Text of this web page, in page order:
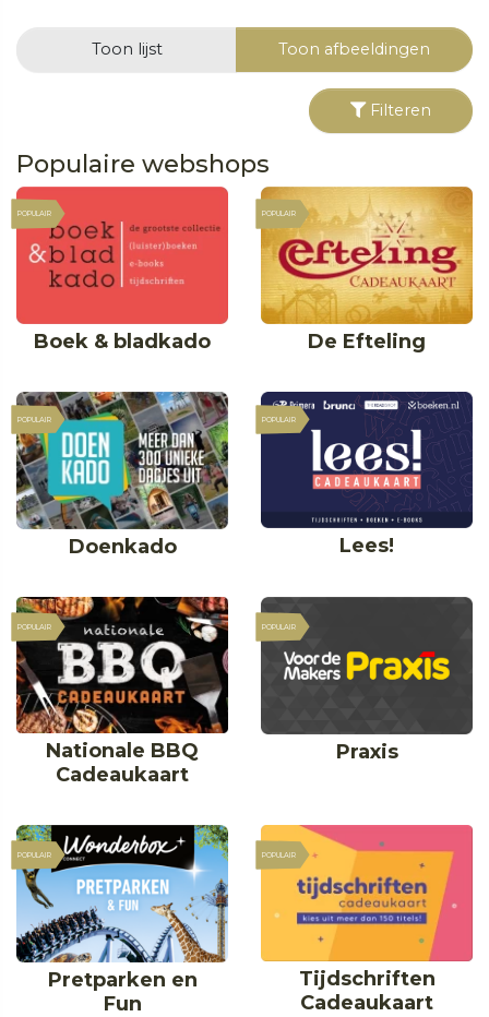
Toon lijst Toon afbeeldingen
Filteren
Populaire webshops
POPULAIR
Boek & bladkado
POPULAIR
De Efteling
POPULAIR
Doenkado
POPULAIR
Lees!
POPULAIR
Nationale BBQ
Cadeaukaart
POPULAIR
Praxis
POPULAIR
Pretparken en
Fun
POPULAIR
Tijdschriften
Cadeaukaart